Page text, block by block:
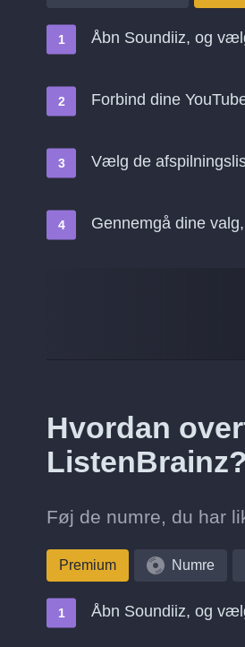
Åbn Soundiiz, og
Forbind dine
Vælg de
Gennemgå dine
Hvordan
ListenBrainz?
Føj de numre, du har
Premium Numre
Åbn Soundiiz, og